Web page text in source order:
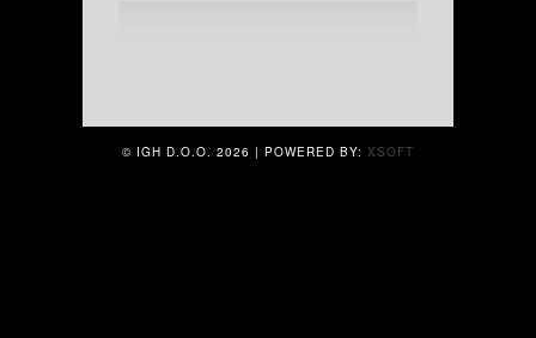
© IGH D.O.O. 2026 | POWERED BY: XSOFT